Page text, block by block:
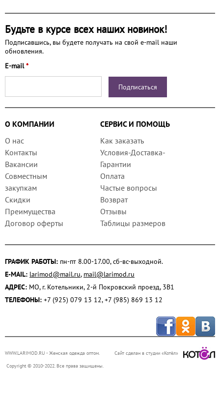
Будьте в курсе всех наших новинок!
Подписавшись, вы будете получать на свой e-mail наши
обновления.
E-mail*
О КОМПАНИИ
СЕРВИС И ПОМОЩЬ
О нас
Контакты
Вакансии
Совместным
закупкам
Скидки
Преимущества
Договор оферты
Как заказать
Условия-Доставка-
Гарантии
Оплата
Частые вопросы
Возврат
Отзывы
Таблицы размеров
ГРАФИК РАБОТЫ: пн-пт 8.00-17.00, сб-вс-выходной.
E-MAIL: larimod@mail.ru, mail@larimod.ru
АДРЕС: МО, г. Котельники, 2-й Покровский проезд, 3В1
ТЕЛЕФОНЫ: +7 (925) 079 13 12, +7 (985) 869 13 12
Сайт сделан в студии «Котёл»
WWW.LARIMOD.RU - Женская одежда оптом.
Copyright © 2010-2022. Все права защищены.